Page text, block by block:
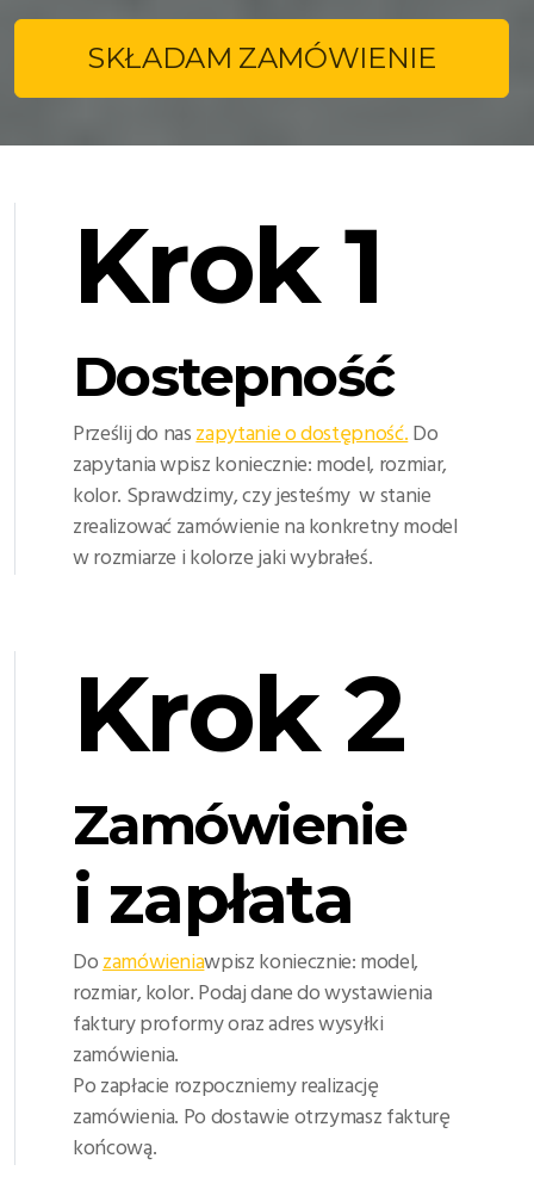
SKŁADAM ZAMÓWIENIE
Krok 1
Dostepność
Prześlij do naszapytanie o dostępność.Do
zapytania wpisz koniecznie: model, rozmiar,
kolor. Sprawdzimy, czy jesteśmy w stanie
zrealizować zamówienie na konkretny model
w rozmiarze i kolorze jaki wybrałeś.
Krok 2
Zamówienie
i zapłata
Dozamówieniawpisz koniecznie: model,
rozmiar, kolor. Podaj dane do wystawienia
faktury proformy oraz adres wysyłki
zamówienia.
Po zapłacie rozpoczniemy realizację
zamówienia. Po dostawie otrzymasz fakturę
końcową.